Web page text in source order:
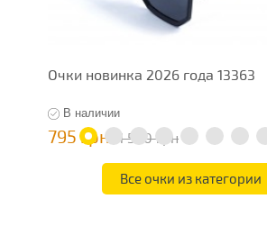
Очки новинка 2026 года 13363
В наличии
795 грн 1 590 грн
Все очки из категории